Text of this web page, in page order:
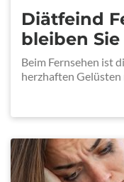
Diätfeind
bleiben
Beim Fernsehen ist
herzhaften Gelüsten